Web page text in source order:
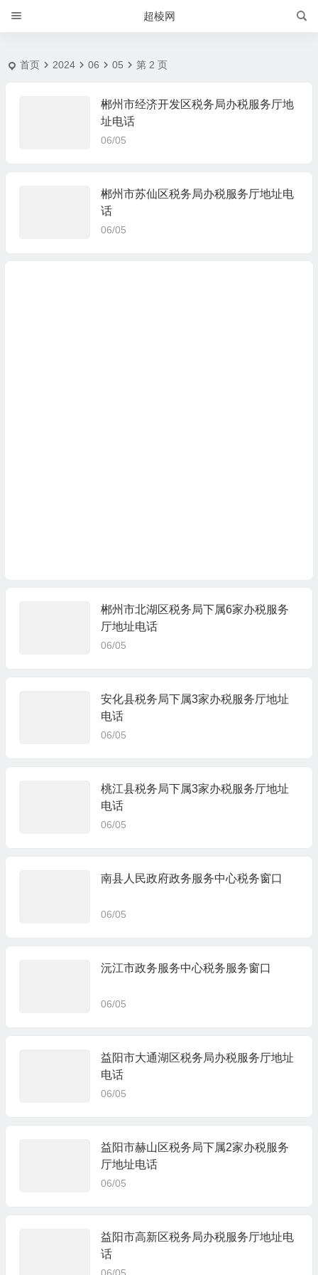
超棱网
首页 2024 06 05 第 2 页
郴州市经济开发区税务局办税服务厅地
址电话
06/05
郴州市苏仙区税务局办税服务厅地址电
话
06/05
郴州市北湖区税务局下属6家办税服务
厅地址电话
06/05
安化县税务局下属3家办税服务厅地址
电话
06/05
桃江县税务局下属3家办税服务厅地址
电话
06/05
南县人民政府政务服务中心税务窗口
06/05
沅江市政务服务中心税务服务窗口
06/05
益阳市大通湖区税务局办税服务厅地址
电话
06/05
益阳市赫山区税务局下属2家办税服务
厅地址电话
06/05
益阳市高新区税务局办税服务厅地址电
话